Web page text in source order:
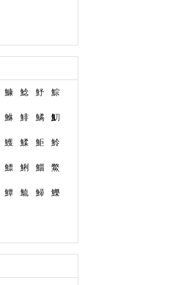
鱇 鯰 魣 鯮
鮴 鯡 鱊 魛
鱯 鰇 鮔 魿
鰾 鯏 鯔 鱉
鱏 鯍 鯞 鱳